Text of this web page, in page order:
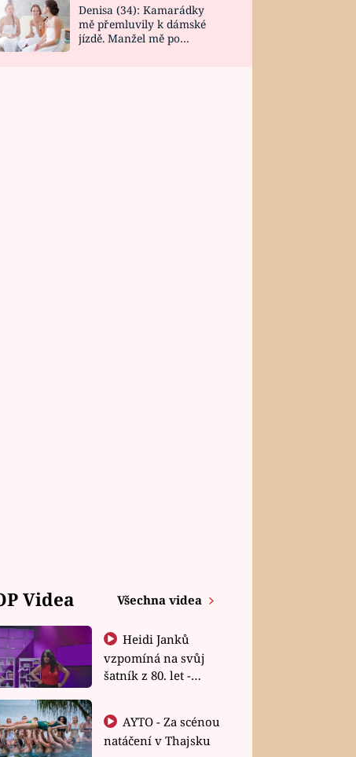
Denisa (34): Kamarádky
mě přemluvily k dámské
jízdě. Manžel mě po
Videa Všechna videa
Heidi Janků
vzpomíná na svůj
šatník z 80. let -
natáčení v Thajsku